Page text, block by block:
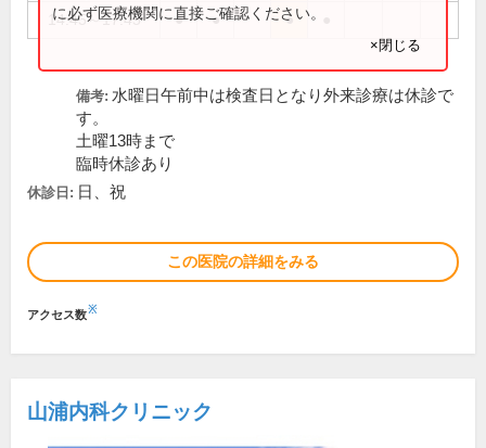
14:45～17:45 ● ● ●
に必ず医療機関に直接ご確認ください。
×閉じる
備考: 水曜日午前中は検査日となり外来診療は休診で
す。
土曜13時まで
臨時休診あり
休診日: 日、祝
この医院の詳細をみる
アクセス数※
山浦内科クリニック